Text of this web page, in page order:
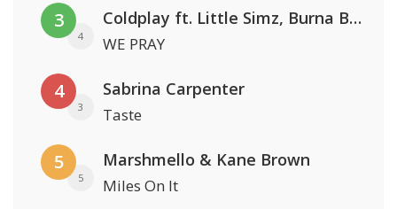
3
4
Coldplay ft. Little Simz, Burna Boy, Elyanna & Tini
WE PRAY
4
3
Sabrina Carpenter
Taste
5
5
Marshmello & Kane Brown
Miles On It